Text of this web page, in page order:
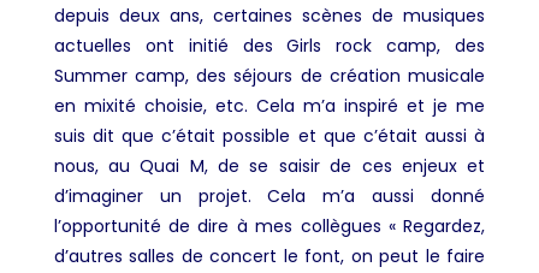
depuis deux ans, certaines scènes de musiques
actuelles ont initié des Girls rock camp, des
Summer camp, des séjours de création musicale
en mixité choisie, etc. Cela m’a inspiré et je me
suis dit que c’était possible et que c’était aussi à
nous, au Quai M, de se saisir de ces enjeux et
d’imaginer un projet. Cela m’a aussi donné
l’opportunité de dire à mes collègues « Regardez,
d’autres salles de concert le font, on peut le faire